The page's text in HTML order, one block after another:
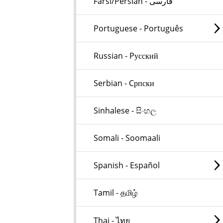
Portuguese - Português
Russian - Pусский
Serbian - Cрпски
Sinhalese - සිංහල
Somali - Soomaali
Spanish - Español
Tamil - தமிழ்
Thai - ไทย